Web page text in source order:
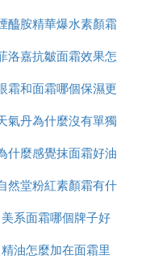
閱讀
，就變得異常嬌
品的話，那容易給
更換，可以從保養
始換，逐漸全部換
皮膚沒洗干凈
醯胺精華爆水素顏霜
怎麼用
洛嘉抗皺面霜效果怎
麼樣
霜和面霜哪個保濕更
好
氣丹為什麼沒有單獨
面霜
什麼感覺抹面霜好油
然堂粉紅素顏霜有什
麼功效
美系面霜哪個牌子好
精油怎麼加在面霜里